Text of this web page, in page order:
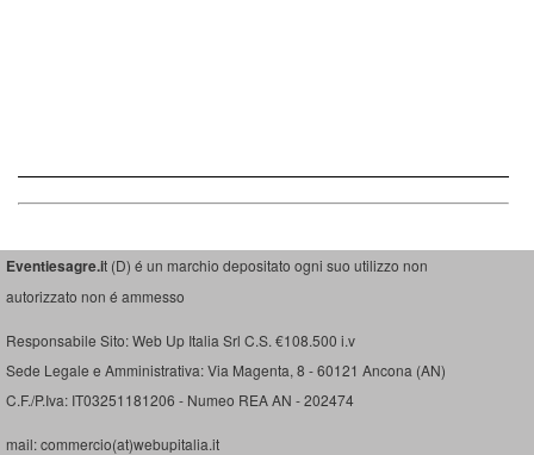
Eventiesagre.it (D) é un marchio depositato ogni suo utilizzo non
autorizzato non é ammesso
Responsabile Sito: Web Up Italia Srl C.S. €108.500 i.v
Sede Legale e Amministrativa: Via Magenta, 8 - 60121 Ancona (AN)
C.F./P.Iva: IT03251181206 - Numeo REA AN - 202474
mail: commercio(at)webupitalia.it